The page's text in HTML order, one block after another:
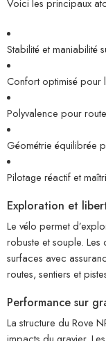
Voici les principaux
Stabilité et maniabilité
Confort optimisé pour
Polyvalence pour
Géométrie équilibrée
Pilotage réactif et
Exploration et
Le vélo permet
robuste et souple. Les
surfaces avec
routes, sentiers et
Performance sur
La structure du Rove